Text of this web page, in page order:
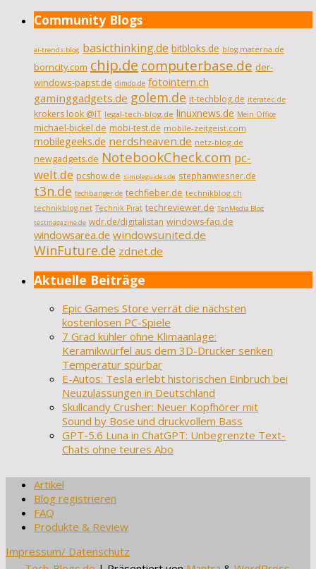
Community Blogs
ai-trends.blog basicthinking.de bitbloks.de blog.materna.de
borncity.com chip.de computerbase.de der-
windows-papst.de dimdo.de fotointern.ch
gaminggadgets.de golem.de it-techblog.de iteratec.de
krokers look @IT legal-tech-blog.de linuxnews.de Mein Office
michael-bickel.de mobi-test.de mobile-zeitgeist.com
mobilegeeks.de nerdsheaven.de netz-blog.de
newgadgets.de NotebookCheck.com pc-
welt.de pcshow.de simpleguides.de stephanwiesner.de
t3n.de techbanger.de techfieber.de technikblog.ch
technikblog.net Technik Pirat techreviewer.de TenMedia Blog
testmagazine.de wdr.de/digitalistan windows-faq.de
windowsarea.de windowsunited.de
WinFuture.de zdnet.de
Aktuelle Beiträge
Epic Games Store verrät die nächsten
kostenlosen PC-Spiele
7 Grad kühler ohne Klimaanlage:
Keramikwürfel aus dem 3D-Drucker senken
Temperatur spürbar
E-Autos: Tesla erlebt historischen Einbruch bei
Neuzulassungen in Deutschland
Skullcandy Crusher: Neuer Kopfhörer mit
Sound by Bose und druckvollem Bass
GPT-5.6 Luna in ChatGPT: Unbegrenzte Text-
Chats ohne teures Abo
Artikel
Blog registrieren
FAQ
Produkte & Review
Impressum/ Datenschutz